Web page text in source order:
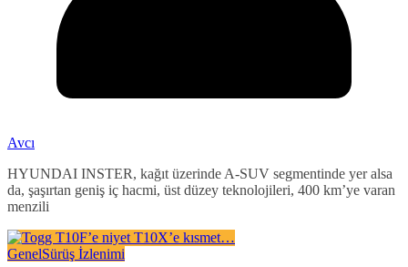
Avcı
HYUNDAI INSTER, kağıt üzerinde A-SUV segmentinde yer alsa
da, şaşırtan geniş iç hacmi, üst düzey teknolojileri, 400 km’ye varan
menzili
GenelSürüş İzlenimi